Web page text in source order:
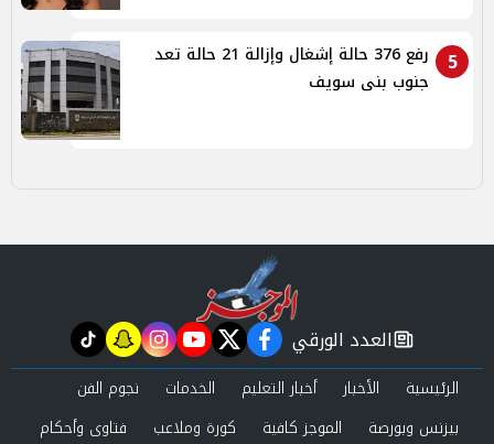
5
رفع 376 حالة إشغال وإزالة 21 حالة تعد
جنوب بنى سويف
newspaper
العدد الورقي facebook
twitter
youtube
instagram
snapchat
tiktok
الرئيسية الأخبار أخبار التعليم الخدمات
نجوم الفن
بيزنس وبورصة
الموجز كافية كورة وملاعب فتاوى وأحكام